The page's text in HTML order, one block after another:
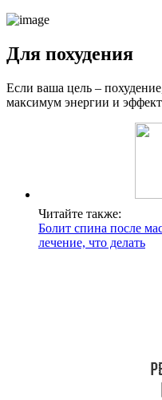
Для похудения
Если ваша цель –
максимум энергии и
Читайте также:
Болит спина после
лечение, что делать